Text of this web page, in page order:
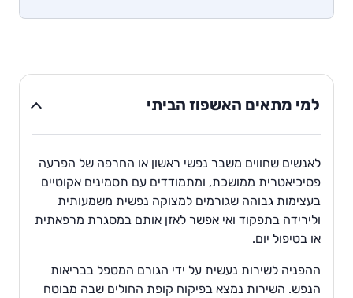
למי מתאים האשפוז הביתי
לאנשים שחווים משבר נפשי ראשון או החרפה של הפרעה
פסיכיאטרית ממושכת, ומתמודדים עם תסמינים אקוטיים
בעצימות גבוהה שגורמים למצוקה נפשית משמעותית
ולירידה בתפקוד ואי אפשר לאזן אותם במסגרת מרפאתית
או בטיפול יום.
ההפניה לשירות נעשית על ידי הגורם המטפל בבריאות
הנפש. השירות נמצא בפיקוח קופת החולים שבה מבוטח